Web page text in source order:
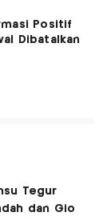
Positif
Dibatalkan
Tegur
dan Gio